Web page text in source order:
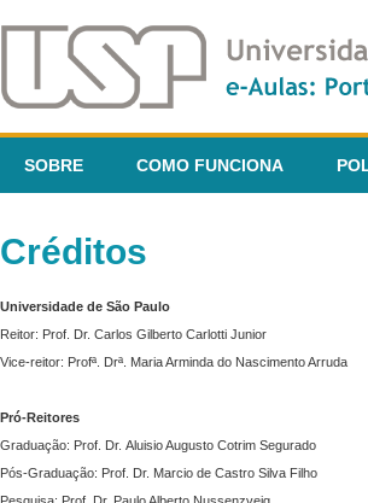
SOBRE COMO FUNCIONA
Créditos
Universidade de São Paulo
Reitor: Prof. Dr. Carlos Gilberto Carlotti Junior
Vice-reitor: Profª. Drª. Maria Arminda do Nascimento Arruda
Pró-Reitores
Graduação: Prof. Dr. Aluisio Augusto Cotrim Segurado
Pós-Graduação: Prof. Dr. Marcio de Castro Silva Filho